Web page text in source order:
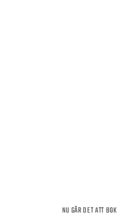
NU GÅR DET ATT